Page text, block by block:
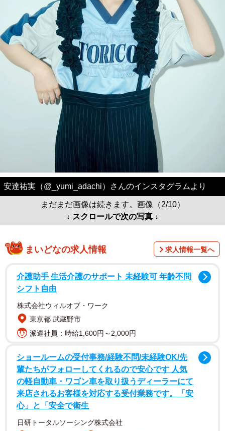
安達祐実（@_yumi_adachi）さんのインスタグラムより
まだまだ画像は続きます。画像（2/10）
↓ スクロールで次の写真 ↓
まいどなの求人情報 求人情報一覧へ
介護助手 生活介護のサポート 未経験可 年齢不問
シフト自由
株式会社ウィルオブ・ワーク
東京都 武蔵野市
派遣社員：時給1,600円～2,000円
ショールームの受付事務/経験不問/未経験OK/先
輩たちがフォローしてくれるので安心です 人気
の軽自動車・ワゴン車を取り扱うディーラーにて
来店されるお客様を対応する受付業務です。「安
心」と「安全で衛生
日研トータルソーシング株式会社